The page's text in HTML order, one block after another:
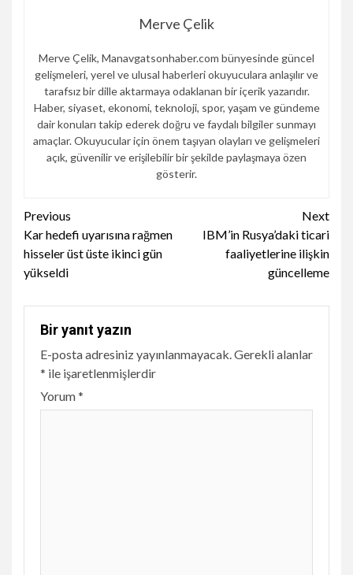
Merve Çelik
Merve Çelik, Manavgatsonhaber.com bünyesinde güncel
gelişmeleri, yerel ve ulusal haberleri okuyuculara anlaşılır ve
tarafsız bir dille aktarmaya odaklanan bir içerik yazarıdır.
Haber, siyaset, ekonomi, teknoloji, spor, yaşam ve gündeme
dair konuları takip ederek doğru ve faydalı bilgiler sunmayı
amaçlar. Okuyucular için önem taşıyan olayları ve gelişmeleri
açık, güvenilir ve erişilebilir bir şekilde paylaşmaya özen
gösterir.
Continue
Reading
Previous
Kar hedefi uyarısına rağmen
hisseler üst üste ikinci gün
yükseldi
Next
IBM’in Rusya’daki ticari
faaliyetlerine ilişkin
güncelleme
Bir yanıt yazın
E-posta adresiniz yayınlanmayacak.Gerekli alanlar
* ile işaretlenmişlerdir
Yorum*